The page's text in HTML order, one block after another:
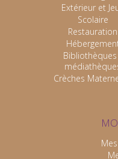
Extérieur et
Scolaire
Restauration
Crèches